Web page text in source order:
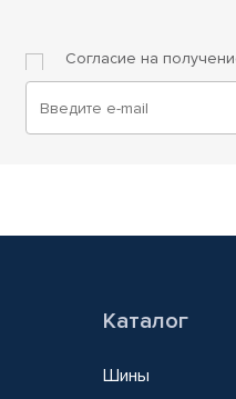
Согласие на
Каталог
Шины